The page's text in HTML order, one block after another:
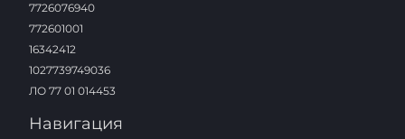
7726076940
772601001
16342412
1027739749036
ЛО 77 01 014453
Навигация